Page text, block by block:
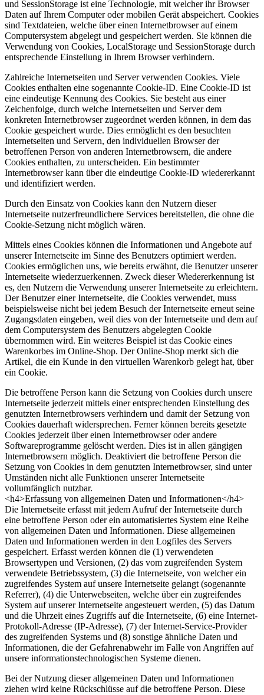
und SessionStorage ist eine Technologie, mit welcher ihr Browser
Daten auf Ihrem Computer oder mobilen Gerät abspeichert. Cookies
sind Textdateien, welche über einen Internetbrowser auf einem
Computersystem abgelegt und gespeichert werden. Sie können die
Verwendung von Cookies, LocalStorage und SessionStorage durch
entsprechende Einstellung in Ihrem Browser verhindern.
Zahlreiche Internetseiten und Server verwenden Cookies. Viele
Cookies enthalten eine sogenannte Cookie-ID. Eine Cookie-ID ist
eine eindeutige Kennung des Cookies. Sie besteht aus einer
Zeichenfolge, durch welche Internetseiten und Server dem
konkreten Internetbrowser zugeordnet werden können, in dem das
Cookie gespeichert wurde. Dies ermöglicht es den besuchten
Internetseiten und Servern, den individuellen Browser der
betroffenen Person von anderen Internetbrowsern, die andere
Cookies enthalten, zu unterscheiden. Ein bestimmter
Internetbrowser kann über die eindeutige Cookie-ID wiedererkannt
und identifiziert werden.
Durch den Einsatz von Cookies kann den Nutzern dieser
Internetseite nutzerfreundlichere Services bereitstellen, die ohne die
Cookie-Setzung nicht möglich wären.
Mittels eines Cookies können die Informationen und Angebote auf
unserer Internetseite im Sinne des Benutzers optimiert werden.
Cookies ermöglichen uns, wie bereits erwähnt, die Benutzer unserer
Internetseite wiederzuerkennen. Zweck dieser Wiedererkennung ist
es, den Nutzern die Verwendung unserer Internetseite zu erleichtern.
Der Benutzer einer Internetseite, die Cookies verwendet, muss
beispielsweise nicht bei jedem Besuch der Internetseite erneut seine
Zugangsdaten eingeben, weil dies von der Internetseite und dem auf
dem Computersystem des Benutzers abgelegten Cookie
übernommen wird. Ein weiteres Beispiel ist das Cookie eines
Warenkorbes im Online-Shop. Der Online-Shop merkt sich die
Artikel, die ein Kunde in den virtuellen Warenkorb gelegt hat, über
ein Cookie.
Die betroffene Person kann die Setzung von Cookies durch unsere
Internetseite jederzeit mittels einer entsprechenden Einstellung des
genutzten Internetbrowsers verhindern und damit der Setzung von
Cookies dauerhaft widersprechen. Ferner können bereits gesetzte
Cookies jederzeit über einen Internetbrowser oder andere
Softwareprogramme gelöscht werden. Dies ist in allen gängigen
Internetbrowsern möglich. Deaktiviert die betroffene Person die
Setzung von Cookies in dem genutzten Internetbrowser, sind unter
Umständen nicht alle Funktionen unserer Internetseite
vollumfänglich nutzbar.
<h4>Erfassung von allgemeinen Daten und Informationen</h4>
Die Internetseite erfasst mit jedem Aufruf der Internetseite durch
eine betroffene Person oder ein automatisiertes System eine Reihe
von allgemeinen Daten und Informationen. Diese allgemeinen
Daten und Informationen werden in den Logfiles des Servers
gespeichert. Erfasst werden können die (1) verwendeten
Browsertypen und Versionen, (2) das vom zugreifenden System
verwendete Betriebssystem, (3) die Internetseite, von welcher ein
zugreifendes System auf unsere Internetseite gelangt (sogenannte
Referrer), (4) die Unterwebseiten, welche über ein zugreifendes
System auf unserer Internetseite angesteuert werden, (5) das Datum
und die Uhrzeit eines Zugriffs auf die Internetseite, (6) eine Internet-
Protokoll-Adresse (IP-Adresse), (7) der Internet-Service-Provider
des zugreifenden Systems und (8) sonstige ähnliche Daten und
Informationen, die der Gefahrenabwehr im Falle von Angriffen auf
unsere informationstechnologischen Systeme dienen.
Bei der Nutzung dieser allgemeinen Daten und Informationen
ziehen wird keine Rückschlüsse auf die betroffene Person. Diese